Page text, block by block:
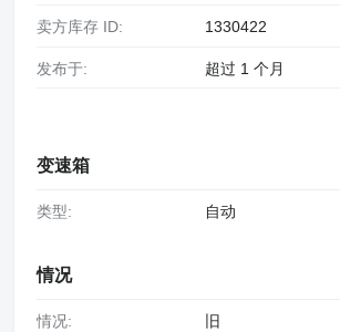
卖方库存 ID: 1330422
发布于: 超过 1 个月
变速箱
类型: 自动
情况
情况: 旧